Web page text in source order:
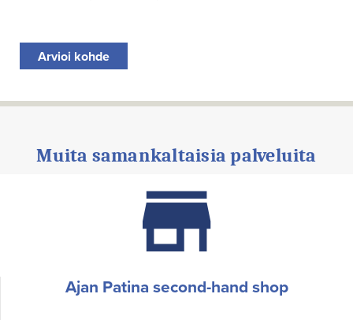
Arvioi kohde
Muita samankaltaisia palveluita
Ajan Patina second-hand shop